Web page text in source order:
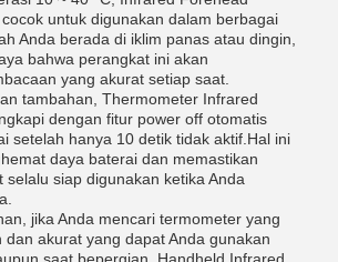
untuk digunakan dalam berbagai
Anda berada di iklim panas atau dingin,
bahwa perangkat ini akan
yang akurat setiap saat.
tambahan, Thermometer Infrared
dengan fitur power off otomatis
setelah hanya 10 detik tidak aktif.Hal ini
daya baterai dan memastikan
selalu siap digunakan ketika Anda
jika Anda mencari termometer yang
dan akurat yang dapat Anda gunakan